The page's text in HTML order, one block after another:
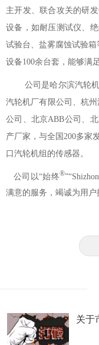
主开发、联合攻关的研
设备，如耐压测试仪、
试验台、盐雾腐蚀试验
设备100余台套，能够满
公司是哈尔滨汽轮
汽轮机厂有限公司、杭
公司、北京ABB公司、
产厂家，与全国200多家
口汽轮机组的传感器。
公司以“始终®
满意的服务，竭诚为用户
关于